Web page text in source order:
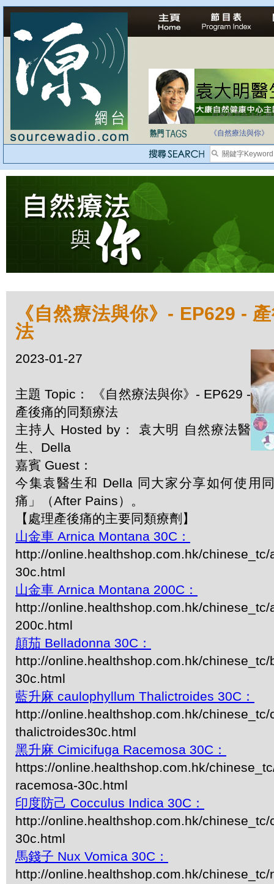
自家教育合法化-
《自然療法與你》
《自然療法與你》- EP629 -
法
2023-01-27
主題 Topic： 《自然療法與你》- EP629 -
產後痛的同類療法
主持人 Hosted by： 袁大明 自然療法醫
生、Della
嘉賓 Guest：
今集袁醫生和 Della 同大家分享如何使用
痛」（After Pains）。
【處理產後痛的主要同類療劑】
山金車 Arnica Montana 30C：
http://online.healthshop.com.hk/
30c.html
山金車 Arnica Montana 200C：
http://online.healthshop.com.hk/
200c.html
顛茄 Belladonna 30C：
http://online.healthshop.com.hk/chinese_tc/
30c.html
藍升麻 caulophyllum Thalictroides 30C：
http://online.healthshop.com.hk/
thalictroides30c.html
黑升麻 Cimicifuga Racemosa 30C：
https://online.healthshop.com.hk/
racemosa-30c.html
印度防己 Cocculus Indica 30C：
http://online.healthshop.com.hk/
30c.html
馬錢子 Nux Vomica 30C：
http://online.healthshop.com.hk/chinese_tc/